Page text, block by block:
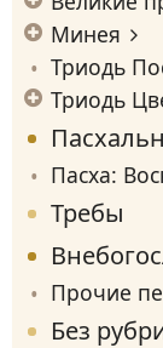
Минея
Триодь
Триодь
Пасха:
Требы
Прочие
Без